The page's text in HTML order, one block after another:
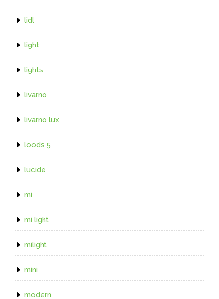
lidl
light
lights
livarno
livarno lux
loods 5
lucide
mi
mi light
milight
mini
modern